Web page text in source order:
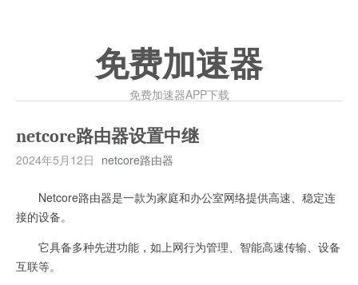
免费加速器
免费加速器APP下载
netcore路由器设置中继
2024年5月12日 netcore路由器
Netcore路由器是一款为家庭和办公室网络提供高速、稳定连
接的设备。
它具备多种先进功能，如上网行为管理、智能高速传输、设备
互联等。